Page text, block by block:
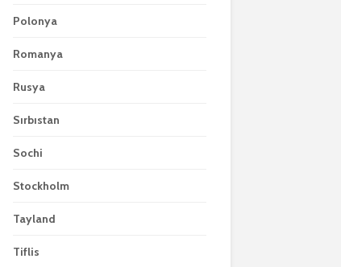
Polonya
Romanya
Rusya
Sırbıstan
Sochi
Stockholm
Tayland
Tiflis